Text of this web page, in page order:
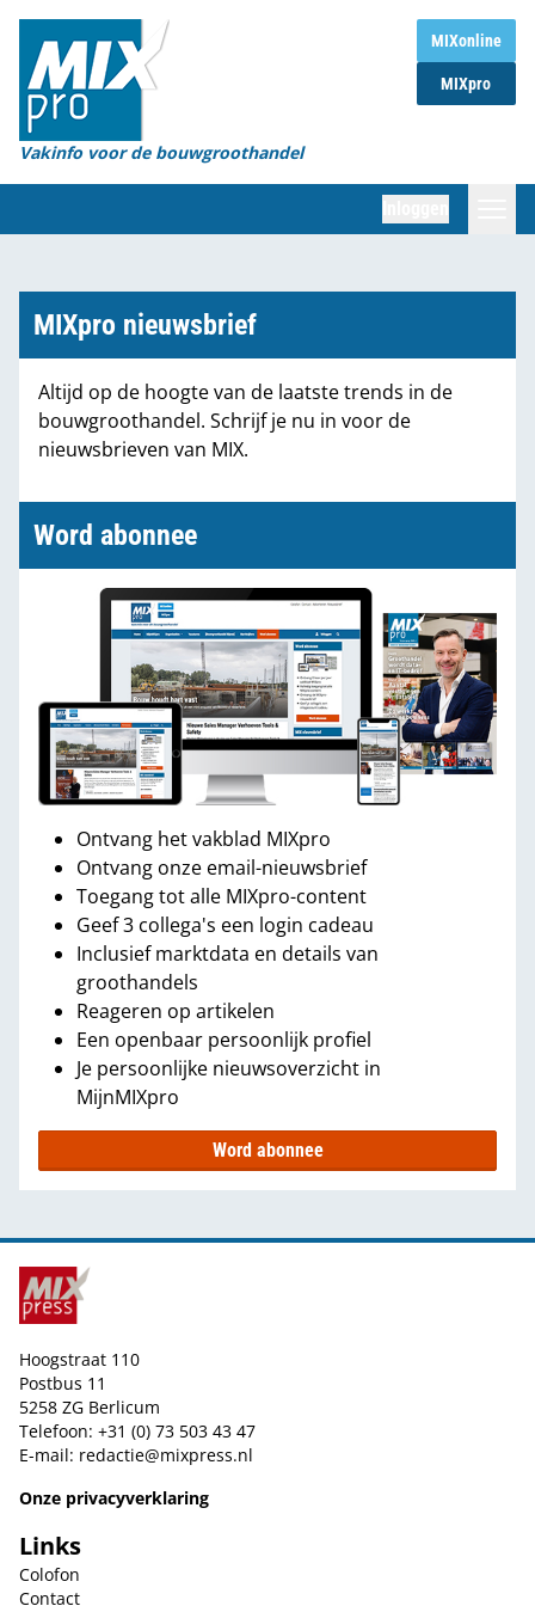
MIXonline
MIXpro
Vakinfo voor de bouwgroothandel
Home
Magazines
Organisaties
Marktcijfers
Partners
MIXpro nieuwsbrief
Altijd op de hoogte van de laatste trends in de
bouwgroothandel. Schrijf je nu in voor de
nieuwsbrieven van MIX.
Word abonnee
Ontvang het vakblad MIXpro
Ontvang onze email-nieuwsbrief
Toegang tot alle MIXpro-content
Geef 3 collega's een login cadeau
Inclusief marktdata en details van
groothandels
Reageren op artikelen
Een openbaar persoonlijk profiel
Je persoonlijke nieuwsoverzicht in
MijnMIXpro
Word abonnee
Hoogstraat 110
Postbus 11
5258 ZG Berlicum
Telefoon: +31 (0) 73 503 43 47
E-mail: redactie@mixpress.nl
Onze privacyverklaring
Links
Colofon
Contact